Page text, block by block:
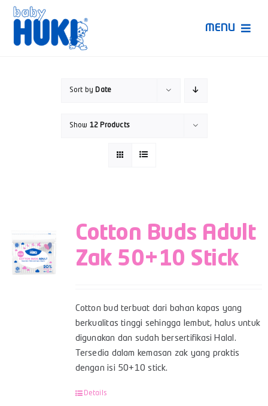
Skip
content
MENU
Sort by Date
Show 12 Products
Cotton Buds Adult
Zak 50+10 Stick
Cotton bud terbuat dari bahan kapas yang
berkualitas tinggi sehingga lembut, halus untuk
digunakan dan sudah bersertifikasi Halal.
Tersedia dalam kemasan zak yang praktis
dengan isi 50+10 stick.
Details